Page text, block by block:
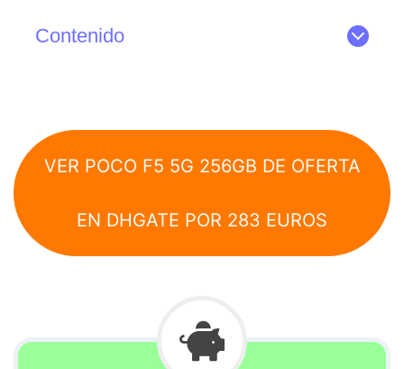
Contenido
VER POCO F5 5G 256GB DE OFERTA
EN DHGATE POR 283 EUROS